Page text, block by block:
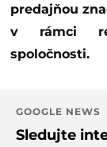
predajňou
v rámci
spoločnosti.
GOOGLE NEWS
Sledujte